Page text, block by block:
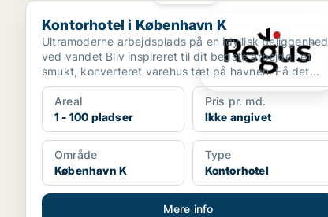
Kontorhotel i København K
Kontorhotel i København K
Ultramoderne arbejdsplads på en idyllisk beliggenhed
ved vandet Bliv inspireret til dit bedste arbejde i et
smukt, konverteret varehus tæt på havnen. Få det...
Areal
1 - 100 pladser
Pris pr. md.
Ikke angivet
Område
København K
Type
Kontorhotel
Mere info